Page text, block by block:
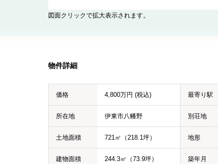
図面クリックで拡大表示されます。
物件詳細
価格 4,800万円 (税込) 最寄り駅
所在地 伊東市八幡野 別荘地
土地面積 721㎡（218.1坪） 地形
建物面積 244.3㎡（73.9坪） 築年月